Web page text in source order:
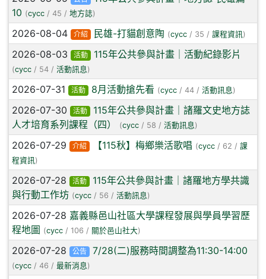
10 (cycc / 45 / 地方誌)
2026-08-04 介紹 民雄-打貓創意陶 (cycc/ 35 / 課程資訊)
2026-08-03 活動 115年公共參與計畫｜活動紀錄影片
(cycc / 54 / 活動訊息)
2026-07-31 活動 8月活動搶先看 (cycc/ 44 / 活動訊息)
2026-07-30 活動
115年公共參與計畫｜諸羅文史地方誌
人才培育系列課程（四）
(cycc / 58 / 活動訊息)
2026-07-29 介紹 【115秋】梅鄉樂活歌唱 (cycc/ 62 / 課
程資訊)
2026-07-28 活動
115年公共參與計畫｜諸羅地方學共識
與行動工作坊 (cycc / 56 / 活動訊息)
2026-07-28 嘉義縣邑山社區大學課程發展與學員學習歷
程地圖 (cycc / 106 / 關於邑山社大)
2026-07-28 公告 7/28(二)服務時間調整為11:30-14:00
(cycc / 46 / 最新消息)